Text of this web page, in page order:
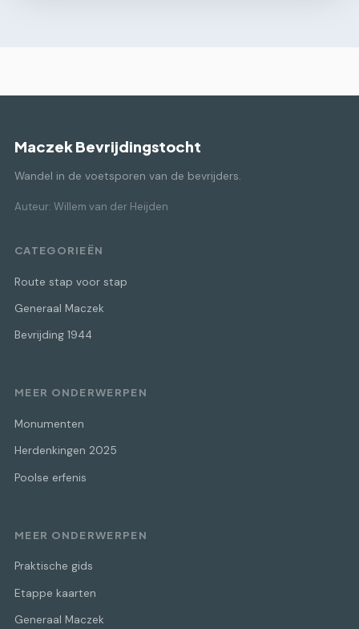
Maczek Bevrijdingstocht
Wandel in de voetsporen van de bevrijders.
Auteur: Willem van der Heijden
CATEGORIEËN
Route stap voor stap
Generaal Maczek
Bevrijding 1944
MEER ONDERWERPEN
Monumenten
Herdenkingen 2025
Poolse erfenis
MEER ONDERWERPEN
Praktische gids
Etappe kaarten
Generaal Maczek